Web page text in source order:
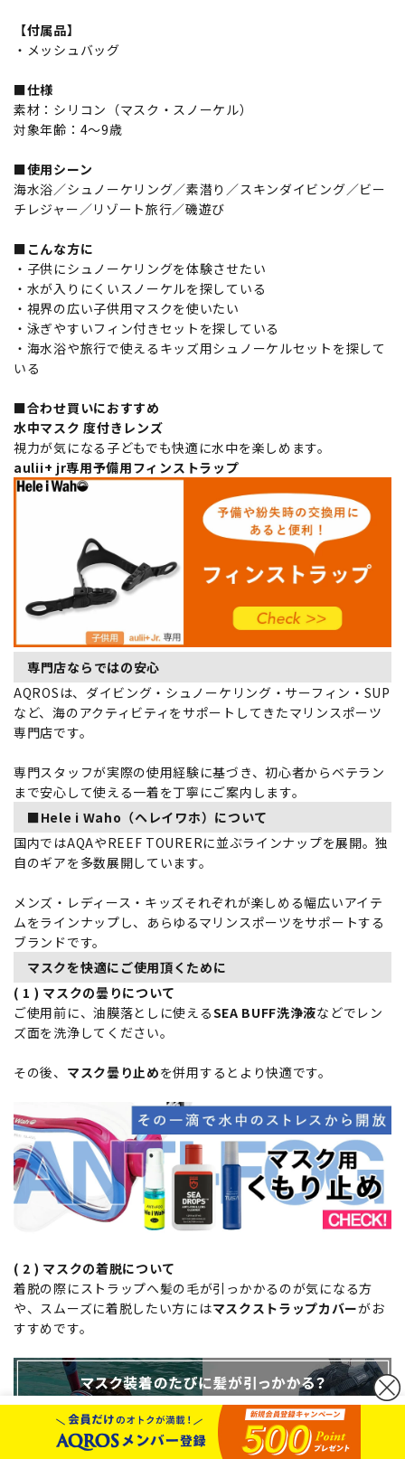
【付属品】
・メッシュバッグ
■仕様
素材：シリコン（マスク・スノーケル）
対象年齢：4～9歳
■使用シーン
海水浴／シュノーケリング／素潜り／スキンダイビング／ビー
チレジャー／リゾート旅行／磯遊び
■こんな方に
・子供にシュノーケリングを体験させたい
・水が入りにくいスノーケルを探している
・視界の広い子供用マスクを使いたい
・泳ぎやすいフィン付きセットを探している
・海水浴や旅行で使えるキッズ用シュノーケルセットを探して
いる
■合わせ買いにおすすめ
水中マスク 度付きレンズ
視力が気になる子どもでも快適に水中を楽しめます。
aulii+ jr専用予備用フィンストラップ
専門店ならではの安心
AQROSは、ダイビング・シュノーケリング・サーフィン・SUP
など、海のアクティビティをサポートしてきたマリンスポーツ
専門店です。
専門スタッフが実際の使用経験に基づき、初心者からベテラン
まで安心して使える一着を丁寧にご案内します。
■Hele i Waho（ヘレイワホ）について
国内ではAQAやREEF TOURERに並ぶラインナップを展開。独
自のギアを多数展開しています。
メンズ・レディース・キッズそれぞれが楽しめる幅広いアイテ
ムをラインナップし、あらゆるマリンスポーツをサポートする
ブランドです。
マスクを快適にご使用頂くために
( 1 ) マスクの曇りについて
ご使用前に、油膜落としに使えるSEA BUFF洗浄液などでレン
ズ面を洗浄してください。
その後、 マスク曇り止めを併用するとより快適です。
( 2 ) マスクの着脱について
着脱の際にストラップへ髪の毛が引っかかるのが気になる方
や、スムーズに着脱したい方にはマスクストラップカバーがお
すすめです。
カートボタンへ移動